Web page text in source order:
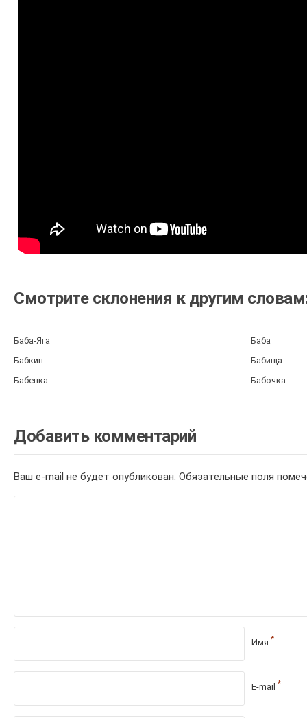
Смотрите склонения к другим
Баба-Яга
Баба
Бабкин
Бабища
Бабенка
Бабочка
Добавить комментарий
Ваш e-mail не будет опубликован. Обязательные поля
Имя *
E-mail *